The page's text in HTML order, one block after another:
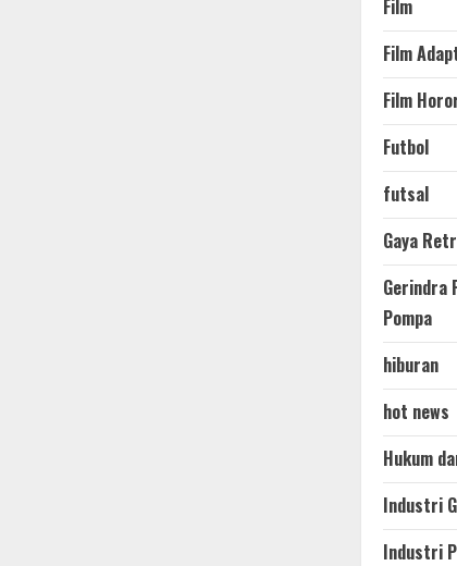
Film
Film
Film
Futbol
futsal
Gaya
Gerindra
Pompa
hiburan
hot news
Hukum
Industri
Industri